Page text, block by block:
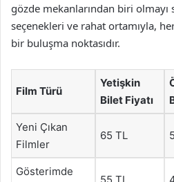
gözde mekanlarından biri
seçenekleri ve rahat ortamıyla,
bir buluşma noktasıdır.
Film Türü
Yetişkin
Bilet Fiyatı
Yeni Çıkan
Filmler
65 TL
Gösterimde